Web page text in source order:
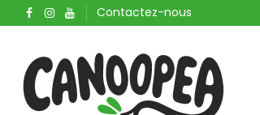
Contactez-nous